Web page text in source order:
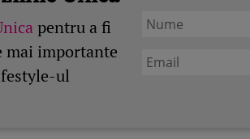
pentru a fi
mai importante
ul